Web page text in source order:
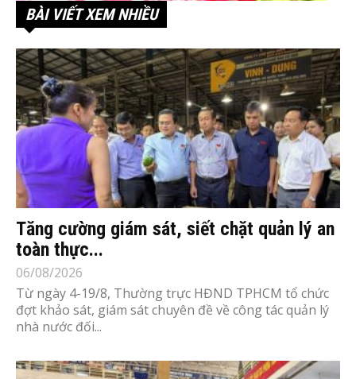
BÀI VIẾT XEM NHIỀU
Tăng cường giám sát, siết chặt quản lý an
toàn thực...
06/08/2026
Từ ngày 4-19/8, Thường trực HĐND TPHCM tổ chức
đợt khảo sát, giám sát chuyên đề về công tác quản lý
nhà nước đối...